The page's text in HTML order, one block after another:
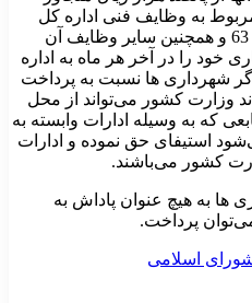
به وظایف فنی اداره کل
امور‌ شهرداری ها مذکور در ماده 63 و همچنین سایر وظایف آن
خود را در آخر هر ماه به اداره
شهرداری ها نسبت به پرداخت
وزارت کشور می‌تواند از محل
که به‌ وسیله ادارات وابسته به
استیفای حق نموده و ادارات
کشور می‌باشند.
به هیچ عنوان پاداش به
پرداخت.
اسلامی